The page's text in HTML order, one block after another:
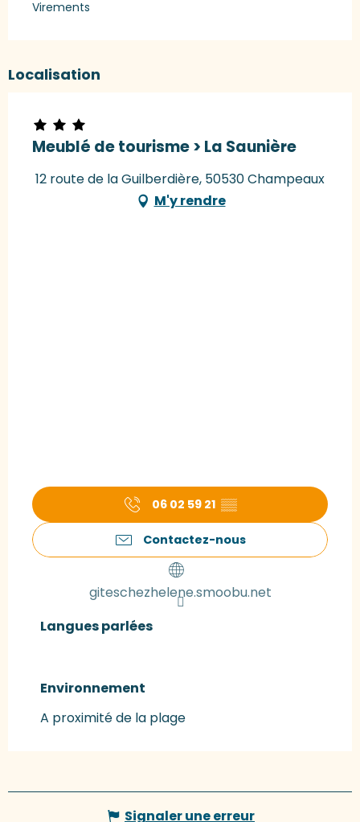
Virements
Localisation
Meublé de tourisme > La Saunière
12 route de la Guilberdière, 50530 Champeaux
M'y rendre
06 02 59 21 ▒▒
Contactez-nous
giteschezhelene.smoobu.net
Langues parlées
Langues parlées
Environnement
Environnement
A proximité de la plage
Signaler une erreur